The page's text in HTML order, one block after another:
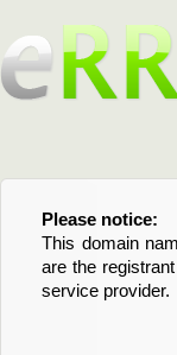
Please notice:
This domain
are the
service provider.
Bitte beachten
Diese
Domain
verlängern